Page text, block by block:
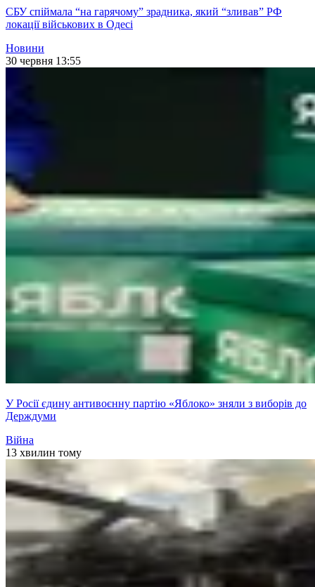
СБУ спіймала “на гарячому” зрадника, який “зливав” РФ
локації військових в Одесі
Новини
30 червня 13:55
У Росії єдину антивоєнну партію «Яблоко» зняли з виборів до
Держдуми
Війна
13 хвилин тому